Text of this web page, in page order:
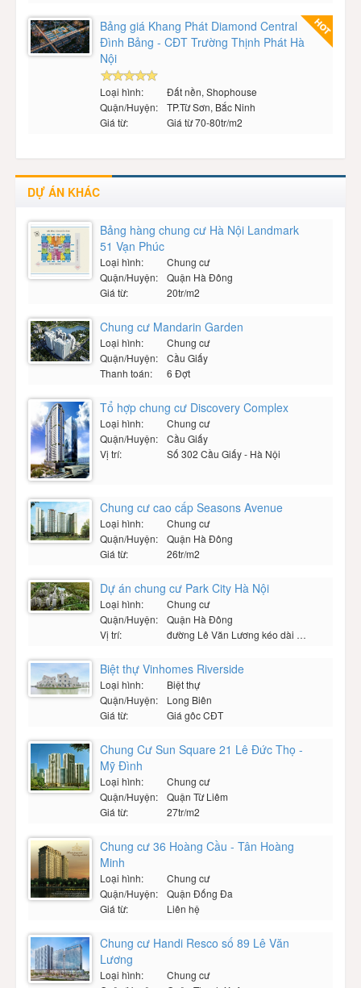
Bảng giá Khang Phát Diamond Central
Đình Bảng - CĐT Trường Thịnh Phát Hà
Nội
Loại hình:
Đất nền, Shophouse
Quận/Huyện:
TP.Từ Sơn, Bắc Ninh
Giá từ:
Giá từ 70-80tr/m2
DỰ ÁN KHÁC
Bảng hàng chung cư Hà Nội Landmark
51 Vạn Phúc
Loại hình:
Chung cư
Quận/Huyện:
Quận Hà Đông
Giá từ:
20tr/m2
Chung cư Mandarin Garden
Loại hình:
Chung cư
Quận/Huyện:
Cầu Giấy
Thanh toán:
6 Đợt
Tổ hợp chung cư Discovery Complex
Loại hình:
Chung cư
Quận/Huyện:
Cầu Giấy
Vị trí:
Số 302 Cầu Giấy - Hà Nội
Chung cư cao cấp Seasons Avenue
Loại hình:
Chung cư
Quận/Huyện:
Quận Hà Đông
Giá từ:
26tr/m2
Dự án chung cư Park City Hà Nội
Loại hình:
Chung cư
Quận/Huyện:
Quận Hà Đông
Vị trí:
đường Lê Văn Lương kéo dài và đường Lê Trọng Tấn, quận Hà Đông, cửa ngõ phía Tây Nam thủ đô Hà Nội
Biệt thự Vinhomes Riverside
Loại hình:
Biệt thự
Quận/Huyện:
Long Biên
Giá từ:
Giá gôc CĐT
Chung Cư Sun Square 21 Lê Đức Thọ -
Mỹ Đình
Loại hình:
Chung cư
Quận/Huyện:
Quận Từ Liêm
Giá từ:
27tr/m2
Chung cư 36 Hoàng Cầu - Tân Hoàng
Minh
Loại hình:
Chung cư
Quận/Huyện:
Quận Đống Đa
Giá từ:
Liên hệ
Chung cư Handi Resco số 89 Lê Văn
Lương
Loại hình:
Chung cư